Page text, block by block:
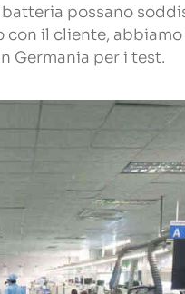
possano
il cliente,
Germania per i test.